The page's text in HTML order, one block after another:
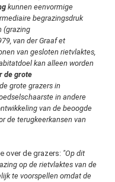
kunnen eenvormige
begrazingsdruk
(grazing
van der Graaf et
van gesloten rietvlaktes,
kan alleen worden
de grote
grote grazers in
in andere
van de beoogde
de terugkeerkansen van
over de grazers: "Op dit
op de rietvlaktes van de
te voorspellen omdat de